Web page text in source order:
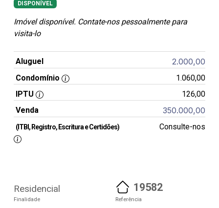
DISPONÍVEL
Imóvel disponível. Contate-nos pessoalmente para
visita-lo
Aluguel 2.000,00
Condomínio
1.060,00
IPTU
126,00
Venda
350.000,00
(ITBI, Registro, Escritura e Certidões) Consulte-nos
Residencial
Finalidade
19582
Referência